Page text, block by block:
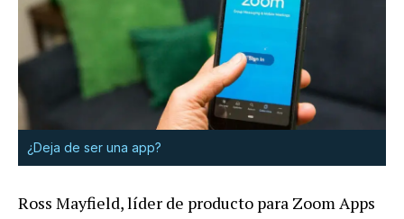
¿Deja de ser una app?
Ross Mayfield, líder de producto para Zoom Apps